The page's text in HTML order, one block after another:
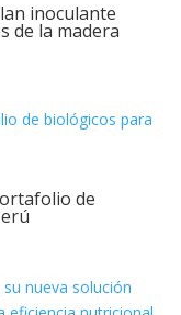
inoculante
de la madera
de